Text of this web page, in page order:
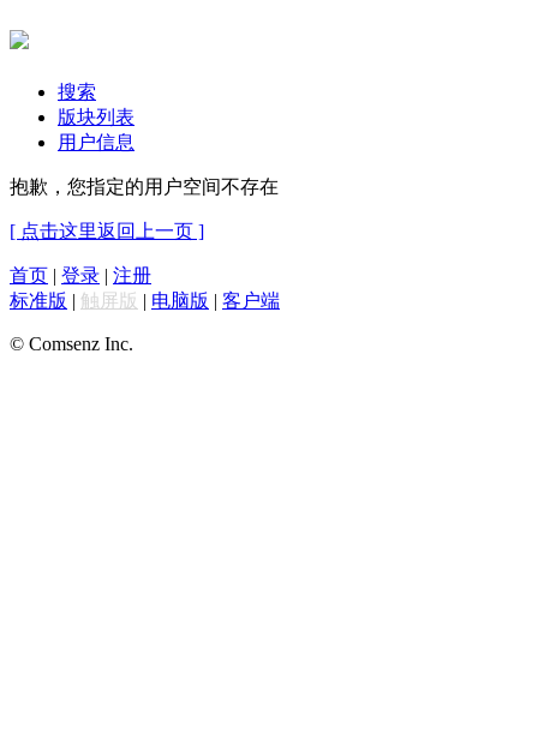
搜索
版块列表
用户信息
抱歉，您指定的用户空间不存在
[ 点击这里返回上一页 ]
首页 | 登录 | 注册
标准版 | 触屏版 | 电脑版 | 客户端
© Comsenz Inc.